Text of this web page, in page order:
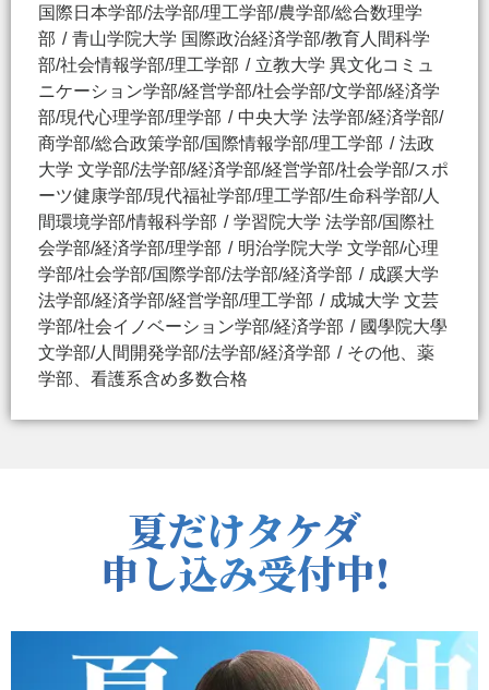
国際日本学部/法学部/理工学部/農学部/総合数理学
部
青山学院大学 国際政治経済学部/教育人間科学
部/社会情報学部/理工学部
立教大学 異文化コミュ
ニケーション学部/経営学部/社会学部/文学部/経済学
部/現代心理学部/理学部
中央大学 法学部/経済学部/
商学部/総合政策学部/国際情報学部/理工学部
法政
大学 文学部/法学部/経済学部/経営学部/社会学部/スポ
ーツ健康学部/現代福祉学部/理工学部/生命科学部/人
間環境学部/情報科学部
学習院大学 法学部/国際社
会学部/経済学部/理学部
明治学院大学 文学部/心理
学部/社会学部/国際学部/法学部/経済学部
成蹊大学
法学部/経済学部/経営学部/理工学部
成城大学 文芸
学部/社会イノベーション学部/経済学部
國學院大學
文学部/人間開発学部/法学部/経済学部
その他、薬
学部、看護系含め多数合格
夏だけタケダ
申し込み受付中!